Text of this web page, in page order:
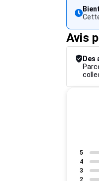
Avis
Des
5
4
3
2